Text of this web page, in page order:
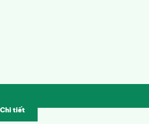
Chi tiết